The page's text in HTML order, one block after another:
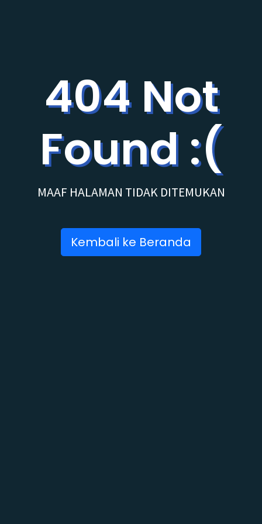
404 Not
Found :(
MAAF HALAMAN TIDAK DITEMUKAN
Kembali ke Beranda